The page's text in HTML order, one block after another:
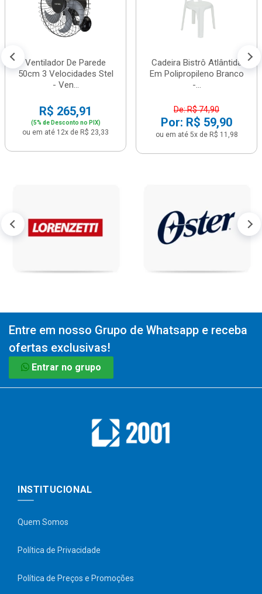
Ventilador De Parede
50cm 3 Velocidades Stel
- Ven...
R$ 265,91
(5% de Desconto no PIX)
ou em até 12x de R$ 23,33
Cadeira Bistrô Atlântida
Em Polipropileno Branco
-...
De: R$ 74,90
Por: R$ 59,90
ou em até 5x de R$ 11,98
Entre em nosso Grupo de Whatsapp e receba
ofertas exclusivas!
Entrar no grupo
INSTITUCIONAL
Quem Somos
Política de Privacidade
Política de Preços e Promoções